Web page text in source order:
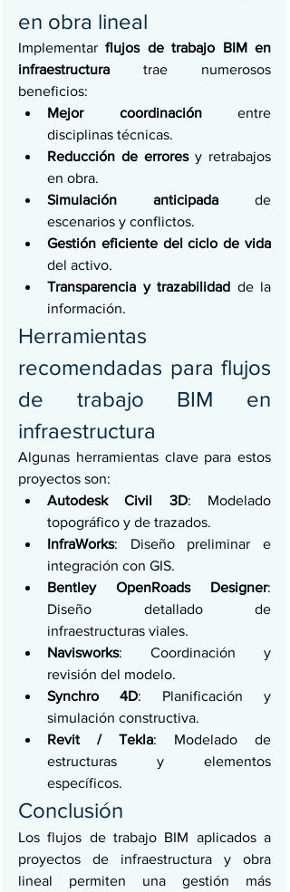
en obra lineal
Implementar flujos de trabajo BIM en
infraestructura trae numerosos
beneficios:
Mejor coordinación entre
disciplinas técnicas.
Reducción de errores y retrabajos
en obra.
Simulación anticipada de
escenarios y conflictos.
Gestión eficiente del ciclo de vida
del activo.
Transparencia y trazabilidad de la
información.
Herramientas
recomendadas para flujos
de trabajo BIM en
infraestructura
Algunas herramientas clave para estos
proyectos son:
Autodesk Civil 3D: Modelado
topográfico y de trazados.
InfraWorks: Diseño preliminar e
integración con GIS.
Bentley OpenRoads Designer:
Diseño detallado de
infraestructuras viales.
Navisworks: Coordinación y
revisión del modelo.
Synchro 4D: Planificación y
simulación constructiva.
Revit / Tekla: Modelado de
estructuras y elementos
específicos.
Conclusión
Los flujos de trabajo BIM aplicados a
proyectos de infraestructura y obra
lineal permiten una gestión más